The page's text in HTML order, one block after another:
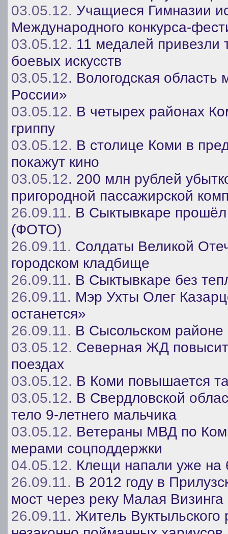
03.05.12. Учащиеся Гимназии
Международного конкурса-
03.05.12. 11 медалей привезли
боевых искусств
03.05.12. Вологодская
России»
03.05.12. В четырех районах
гриппу
03.05.12. В столице Коми в
покажут кино
03.05.12. 200 млн рублей
пригородной пассажирской
26.09.11. В Сыктывкаре
(ФОТО)
26.09.11. Солдаты Великой
городском кладбище
26.09.11. В Сыктывкаре без
26.09.11. Мэр Ухты Олег
останется»
26.09.11. В Сысольском районе
03.05.12. Северная ЖД
поездах
03.05.12. В Коми повышается
03.05.12. В Свердловской
тело 9-летнего мальчика
03.05.12. Ветераны МВД по
мерами соцподдержки
04.05.12. Клещи напали уже на
26.09.11. В 2012 году в
мост через реку Малая Визинга
26.09.11. Житель Вуктыльского